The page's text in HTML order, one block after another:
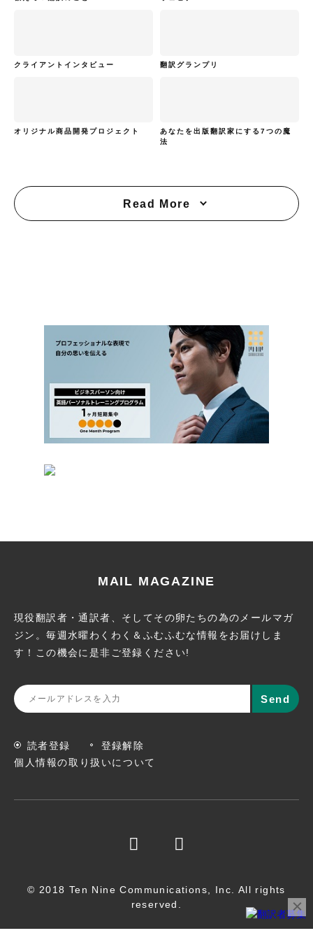
クライアントインタビュー 翻訳グランプリ
オリジナル商品開発プロジェクト
あなたを出版翻訳家にする7つの魔
法
Read More
MAIL MAGAZINE
現役翻訳者・通訳者、そしてその卵たちの為のメールマガ
ジン。毎週水曜わくわく＆ふむふむな情報をお届けしま
す！この機会に是非ご登録ください!
読者登録
登録解除
個人情報の取り扱いについて
© 2018 Ten Nine Communications, Inc. All rights
reserved.